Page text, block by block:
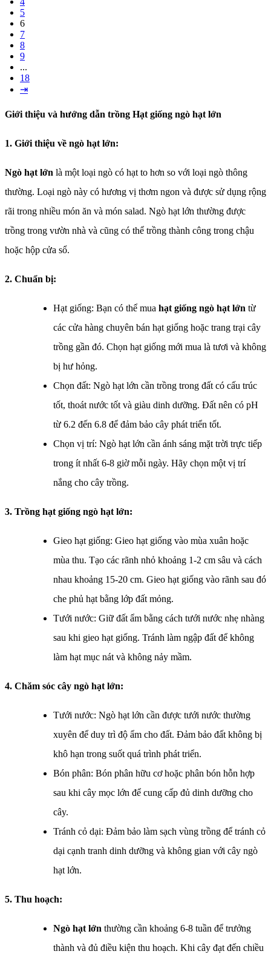
5
6
7
8
9
...
18
⇥
Giới thiệu và hướng dẫn trồng Hạt giống ngò hạt lớn
1. Giới thiệu về ngò hạt lớn:
Ngò hạt lớn là một loại ngò có hạt to hơn so với loại ngò thông
thường. Loại ngò này có hương vị thơm ngon và được sử dụng rộng
rãi trong nhiều món ăn và món salad. Ngò hạt lớn thường được
trồng trong vườn nhà và cũng có thể trồng thành công trong chậu
hoặc hộp cửa sổ.
2. Chuẩn bị:
Hạt giống: Bạn có thể mua hạt giống ngò hạt lớn từ
các cửa hàng chuyên bán hạt giống hoặc trang trại cây
trồng gần đó. Chọn hạt giống mới mua là tươi và không
bị hư hỏng.
Chọn đất: Ngò hạt lớn cần trồng trong đất có cấu trúc
tốt, thoát nước tốt và giàu dinh dưỡng. Đất nên có pH
từ 6.2 đến 6.8 để đảm bảo cây phát triển tốt.
Chọn vị trí: Ngò hạt lớn cần ánh sáng mặt trời trực tiếp
trong ít nhất 6-8 giờ mỗi ngày. Hãy chọn một vị trí
nắng cho cây trồng.
3. Trồng hạt giống ngò hạt lớn:
Gieo hạt giống: Gieo hạt giống vào mùa xuân hoặc
mùa thu. Tạo các rãnh nhỏ khoảng 1-2 cm sâu và cách
nhau khoảng 15-20 cm. Gieo hạt giống vào rãnh sau đó
che phủ hạt bằng lớp đất mỏng.
Tưới nước: Giữ đất ẩm bằng cách tưới nước nhẹ nhàng
sau khi gieo hạt giống. Tránh làm ngập đất để không
làm hạt mục nát và không nảy mầm.
4. Chăm sóc cây ngò hạt lớn:
Tưới nước: Ngò hạt lớn cần được tưới nước thường
xuyên để duy trì độ ẩm cho đất. Đảm bảo đất không bị
khô hạn trong suốt quá trình phát triển.
Bón phân: Bón phân hữu cơ hoặc phân bón hỗn hợp
sau khi cây mọc lớn để cung cấp đủ dinh dưỡng cho
cây.
Tránh cỏ dại: Đảm bảo làm sạch vùng trồng để tránh cỏ
dại cạnh tranh dinh dưỡng và không gian với cây ngò
hạt lớn.
5. Thu hoạch:
Ngò hạt lớn thường cần khoảng 6-8 tuần để trưởng
thành và đủ điều kiện thu hoạch. Khi cây đạt đến chiều